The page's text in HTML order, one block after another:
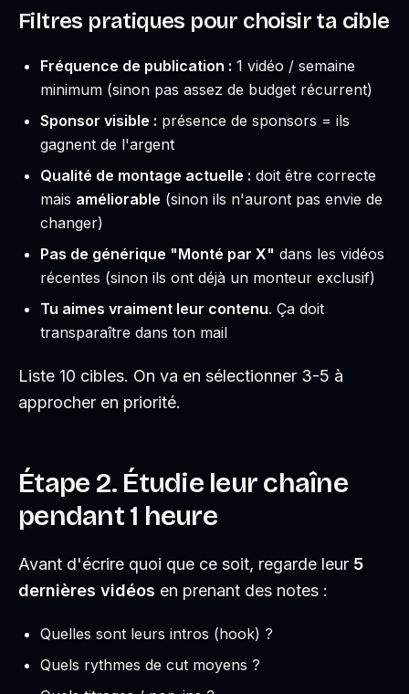
Filtres pratiques pour choisir ta cible
Fréquence de publication : 1 vidéo / semaine
minimum (sinon pas assez de budget récurrent)
Sponsor visible : présence de sponsors = ils
gagnent de l'argent
Qualité de montage actuelle : doit être correcte
mais améliorable (sinon ils n'auront pas envie de
changer)
Pas de générique "Monté par X" dans les vidéos
récentes (sinon ils ont déjà un monteur exclusif)
Tu aimes vraiment leur contenu. Ça doit
transparaître dans ton mail
Liste 10 cibles. On va en sélectionner 3-5 à
approcher en priorité.
Étape 2. Étudie leur chaîne
pendant 1 heure
Avant d'écrire quoi que ce soit, regarde leur 5
dernières vidéos en prenant des notes :
Quelles sont leurs intros (hook) ?
Quels rythmes de cut moyens ?